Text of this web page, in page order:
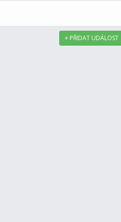
+ PŘIDAT UDÁLOST